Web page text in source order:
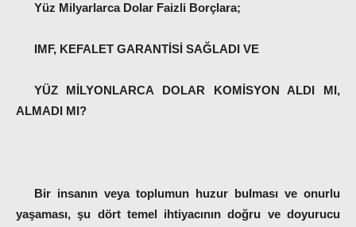
Yüz Milyarlarca Dolar Faizli Borçlara;
IMF, KEFALET GARANTİSİ SAĞLADI VE
YÜZ MİLYONLARCA DOLAR KOMİSYON ALDI MI,
ALMADI MI?
Bir insanın veya toplumun huzur bulması ve onurlu
yaşaması, şu dört temel ihtiyacının doğru ve doyurucu